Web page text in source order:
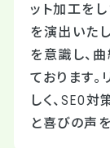
ット加工を
を演出いた
を意識し、
ております
しく、SEO
と喜びの声